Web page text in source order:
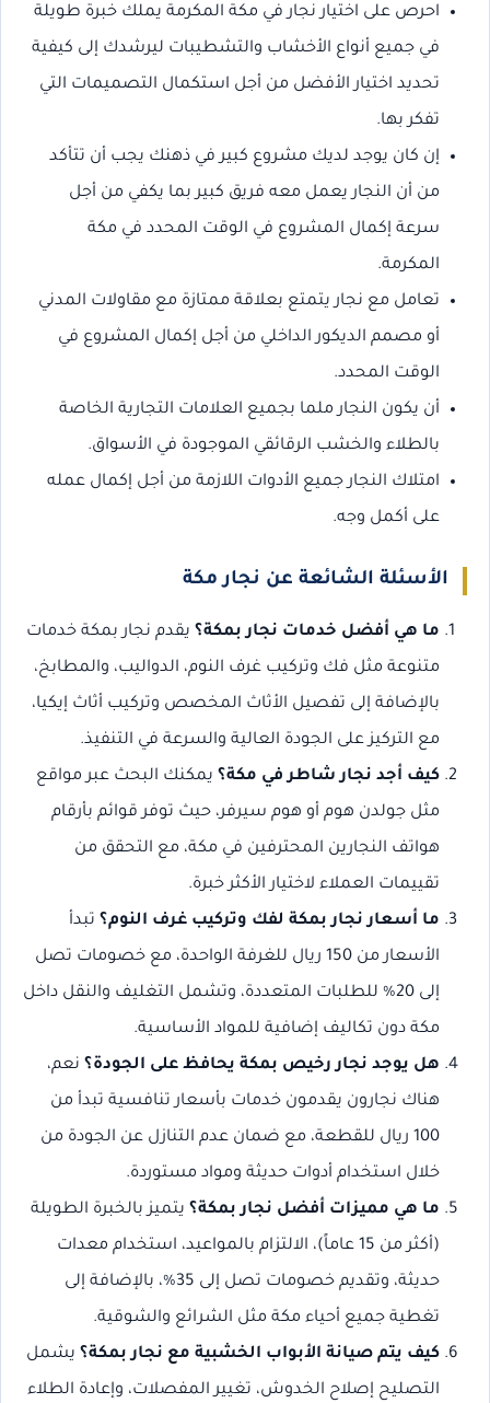
احرص على اختيار نجار في مكة المكرمة يملك خبرة طويلة
في جميع أنواع الأخشاب والتشطيبات ليرشدك إلى كيفية
تحديد اختيار الأفضل من أجل استكمال التصميمات التي
تفكر بها.
إن كان يوجد لديك مشروع كبير في ذهنك يجب أن تتأكد
من أن النجار يعمل معه فريق كبير بما يكفي من أجل
سرعة إكمال المشروع في الوقت المحدد في مكة
المكرمة.
تعامل مع نجار يتمتع بعلاقة ممتازة مع مقاولات المدني
أو مصمم الديكور الداخلي من أجل إكمال المشروع في
الوقت المحدد.
أن يكون النجار ملما بجميع العلامات التجارية الخاصة
بالطلاء والخشب الرقائقي الموجودة في الأسواق.
امتلاك النجار جميع الأدوات اللازمة من أجل إكمال عمله
على أكمل وجه.
الأسئلة الشائعة عن نجار مكة
ما هي أفضل خدمات نجار بمكة؟يقدم نجار بمكة خدمات
متنوعة مثل فك وتركيب غرف النوم، الدواليب، والمطابخ،
بالإضافة إلى تفصيل الأثاث المخصص وتركيب أثاث إيكيا،
مع التركيز على الجودة العالية والسرعة في التنفيذ.
كيف أجد نجار شاطر في مكة؟يمكنك البحث عبر مواقع
مثل جولدن هوم أو هوم سيرفر، حيث توفر قوائم بأرقام
هواتف النجارين المحترفين في مكة، مع التحقق من
تقييمات العملاء لاختيار الأكثر خبرة.
ما أسعار نجار بمكة لفك وتركيب غرف النوم؟تبدأ
الأسعار من 150 ريال للغرفة الواحدة، مع خصومات تصل
إلى 20% للطلبات المتعددة، وتشمل التغليف والنقل داخل
مكة دون تكاليف إضافية للمواد الأساسية.
هل يوجد نجار رخيص بمكة يحافظ على الجودة؟نعم،
هناك نجارون يقدمون خدمات بأسعار تنافسية تبدأ من
100 ريال للقطعة، مع ضمان عدم التنازل عن الجودة من
خلال استخدام أدوات حديثة ومواد مستوردة.
ما هي مميزات أفضل نجار بمكة؟يتميز بالخبرة الطويلة
(أكثر من 15 عاماً)، الالتزام بالمواعيد، استخدام معدات
حديثة، وتقديم خصومات تصل إلى 35%، بالإضافة إلى
تغطية جميع أحياء مكة مثل الشرائع والشوقية.
كيف يتم صيانة الأبواب الخشبية مع نجار بمكة؟يشمل
التصليح إصلاح الخدوش، تغيير المفصلات، وإعادة الطلاء